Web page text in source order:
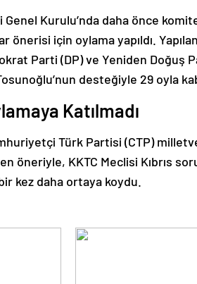
Kurulu’nda daha önce
önerisi için oylama yapıldı.
Parti (DP) ve Yeniden Doğuş
desteğiyle 29 oyla
Katılmadı
Türk Partisi (CTP)
öneriyle, KKTC Meclisi Kıbrıs
kez daha ortaya koydu.